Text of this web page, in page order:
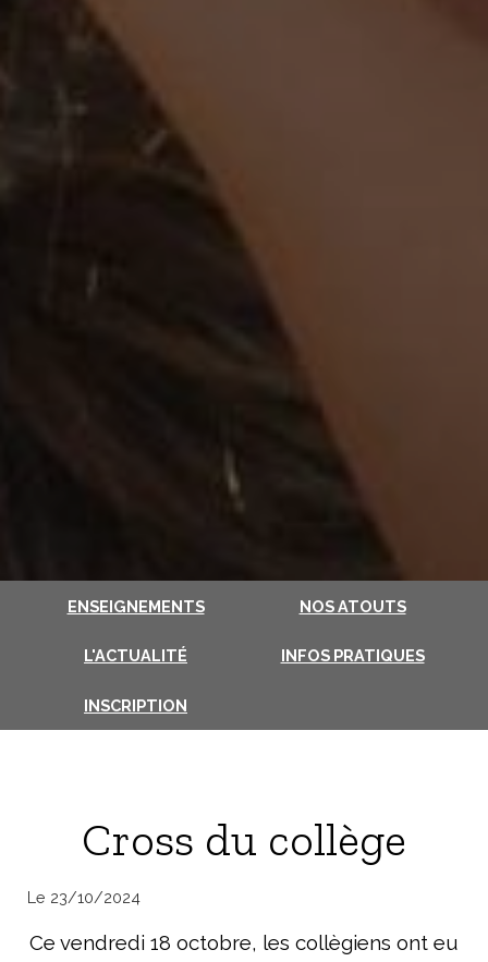
ENSEIGNEMENTS NOS ATOUTS
L'ACTUALITÉ INFOS PRATIQUES
INSCRIPTION
Cross du collège
Le 23/10/2024
Ce vendredi 18 octobre, les collègiens ont eu